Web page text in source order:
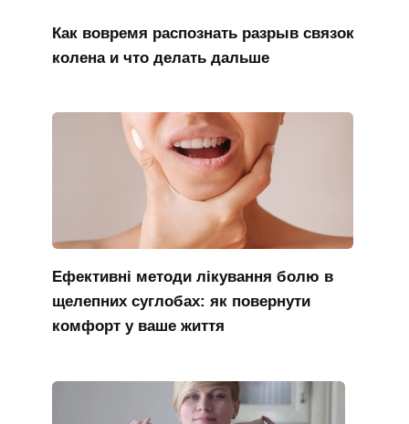
Как вовремя распознать разрыв связок
колена и что делать дальше
Ефективні методи лікування болю в
щелепних суглобах: як повернути
комфорт у ваше життя